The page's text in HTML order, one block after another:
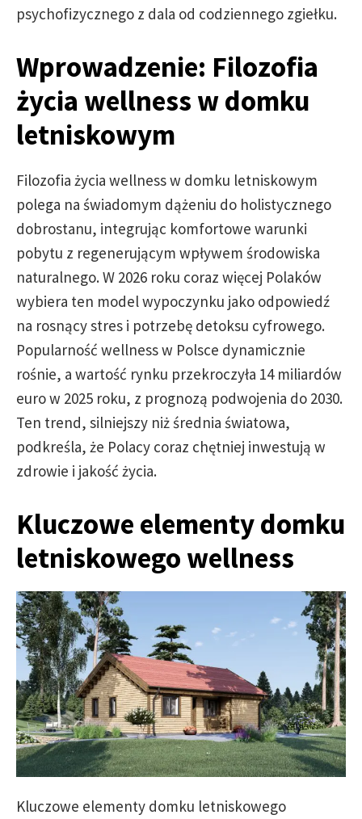
psychofizycznego z dala od codziennego zgiełku.
Wprowadzenie: Filozofia
życia wellness w domku
letniskowym
Filozofia życia wellness w domku letniskowym
polega na świadomym dążeniu do holistycznego
dobrostanu, integrując komfortowe warunki
pobytu z regenerującym wpływem środowiska
naturalnego. W 2026 roku coraz więcej Polaków
wybiera ten model wypoczynku jako odpowiedź
na rosnący stres i potrzebę detoksu cyfrowego.
Popularność wellness w Polsce dynamicznie
rośnie, a wartość rynku przekroczyła 14 miliardów
euro w 2025 roku, z prognozą podwojenia do 2030.
Ten trend, silniejszy niż średnia światowa,
podkreśla, że Polacy coraz chętniej inwestują w
zdrowie i jakość życia.
Kluczowe elementy domku
letniskowego wellness
Kluczowe elementy domku letniskowego